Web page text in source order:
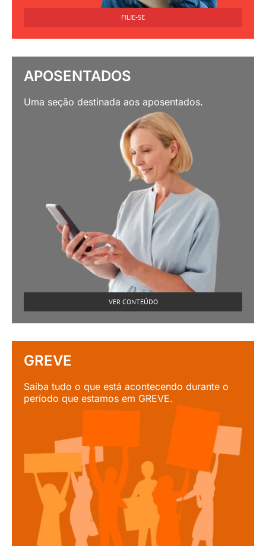
FILIE-SE
APOSENTADOS
Uma seção destinada aos aposentados.
VER CONTEÚDO
GREVE
Saiba tudo o que está acontecendo durante o
período que estamos em GREVE.